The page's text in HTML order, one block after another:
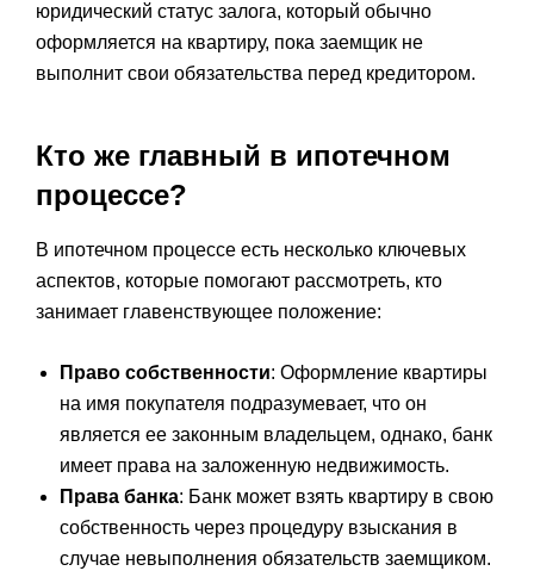
юридический статус залога, который обычно
оформляется на квартиру, пока заемщик не
выполнит свои обязательства перед кредитором.
Кто же главный в ипотечном
процессе?
В ипотечном процессе есть несколько ключевых
аспектов, которые помогают рассмотреть, кто
занимает главенствующее положение:
Право собственности: Оформление квартиры
на имя покупателя подразумевает, что он
является ее законным владельцем, однако, банк
имеет права на заложенную недвижимость.
Права банка: Банк может взять квартиру в свою
собственность через процедуру взыскания в
случае невыполнения обязательств заемщиком.